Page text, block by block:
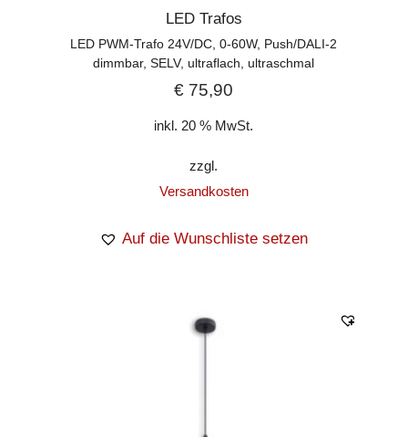
LED Trafos
LED PWM-Trafo 24V/DC, 0-60W, Push/DALI-2
dimmbar, SELV, ultraflach, ultraschmal
€ 75,90
inkl. 20 % MwSt.
zzgl.
Versandkosten
Auf die Wunschliste setzen